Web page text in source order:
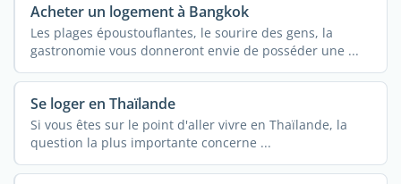
Acheter un logement à Bangkok
Les plages époustouflantes, le sourire des gens, la
gastronomie vous donneront envie de posséder une ...
Se loger en Thaïlande
Si vous êtes sur le point d'aller vivre en Thaïlande, la
question la plus importante concerne ...